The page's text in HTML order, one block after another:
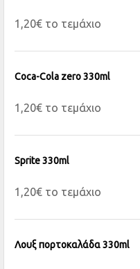
1,20€ το τεμάχιο
Coca-Cola zero 330ml
1,20€ το τεμάχιο
Sprite 330ml
1,20€ το τεμάχιο
Λουξ πορτοκαλάδα 330ml